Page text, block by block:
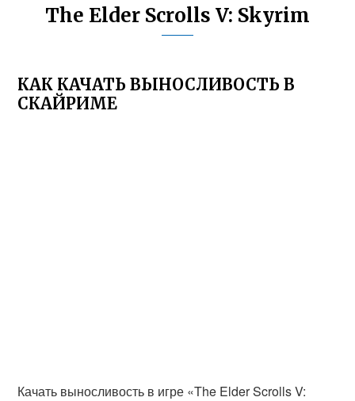
The Elder Scrolls V: Skyrim
КАК КАЧАТЬ ВЫНОСЛИВОСТЬ В
СКАЙРИМЕ
Качать выносливость в игре «The Elder Scrolls V: